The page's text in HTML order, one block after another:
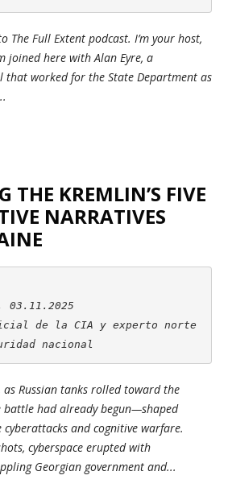
The Full Extent podcast. I’m your host,
joined here with Alan Eyre, a
that worked for the State Department as
THE KREMLIN’S FIVE
NARRATIVES
03.11.2025
de la CIA y experto norte
nacional
Russian tanks rolled toward the
battle had already begun—shaped
cyberattacks and cognitive warfare.
cyberspace erupted with
Georgian government and...